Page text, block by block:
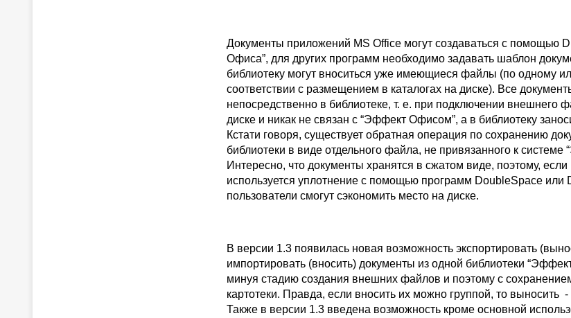
Документы приложений MS Office могут создаваться с помощью
Офиса”, для других программ необходимо задавать шаблон
библиотеку могут вноситься уже имеющиеся файлы (по одному
соответствии с размещением в каталогах на диске). Все
непосредственно в библиотеке, т. е. при подключении внешнего
диске и никак не связан с “Эффект Офисом”, а в библиотеку
Кстати говоря, существует обратная операция по сохранению
библиотеки в виде отдельного файла, не привязанного к
Интересно, что документы хранятся в сжатом виде, поэтому,
используется уплотнение с помощью программ DoubleSpace или
пользователи смогут сэкономить место на диске.
В версии 1.3 появилась новая возможность экспортировать
импортировать (вносить) документы из одной библиотеки
минуя стадию создания внешних файлов и поэтому с
картотеки. Правда, если вносить их можно группой, то выносить
Также в версии 1.3 введена возможность кроме основной